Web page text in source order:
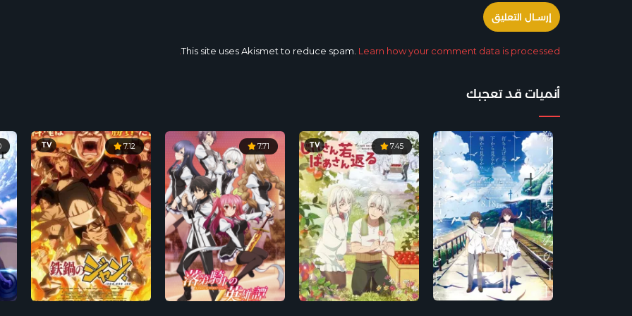
This site uses Akismet to reduce spam. Learn how your comment data is processed.
أنميات قد تعجبك
7.45
TV
7.71
7.12
TV